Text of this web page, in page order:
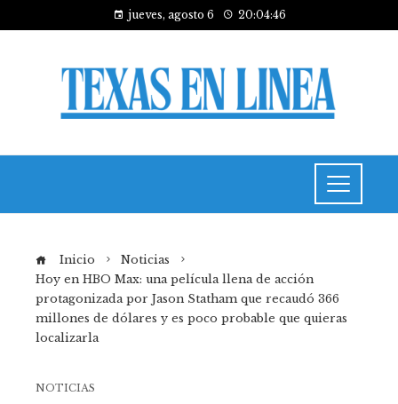
jueves, agosto 6 20:04:47
Inicio
Noticias
Hoy en HBO Max: una película llena de acción
protagonizada por Jason Statham que recaudó 366
millones de dólares y es poco probable que quieras
localizarla
NOTICIAS